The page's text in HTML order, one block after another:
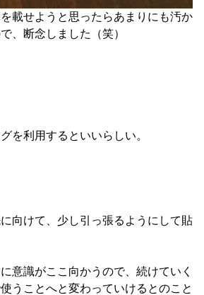
載せようと思ったらあまりにも汚か
、断念しました（笑）
を利用するといいらしい。
向けて、少し引っ張るようにして貼
意識がここ向かうので、続けていく
うことへと変わっていけるとのこと